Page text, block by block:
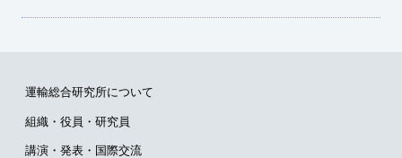
運輸総合研究所について
組織・役員・研究員
講演・発表・国際交流